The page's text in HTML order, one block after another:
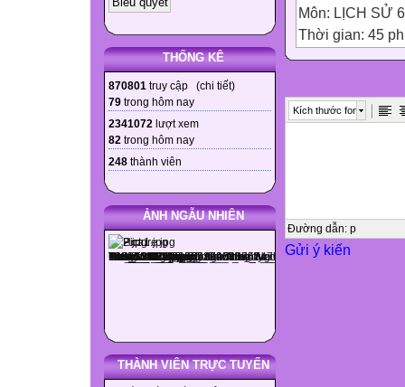
THỐNG KÊ
870801 truy cập (chi tiết)
79 trong hôm nay
2341072 lượt xem
82 trong hôm nay
248 thành viên
ẢNH NGẪU NHIÊN
THÀNH VIÊN TRỰC TUYẾN
Môn: LỊCH SỬ 6
Thời gian: 45

Chữ kí Giám
Chữ kí Giám

I. TRẮC
Kích thước font
Đường dẫn: p
Gửi ý kiến